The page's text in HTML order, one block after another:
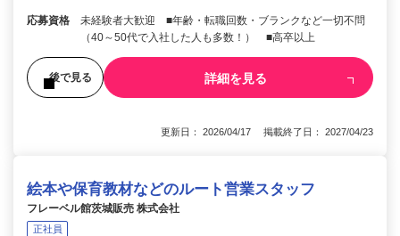
応募資格
未経験者大歓迎 ■年齢・転職回数・ブランクなど一切不問
（40～50代で入社した人も多数！） ■高卒以上
後で見る 詳細を見る
更新日： 2026/04/17 掲載終了日： 2027/04/23
絵本や保育教材などのルート営業スタッフ
フレーベル館茨城販売 株式会社
正社員